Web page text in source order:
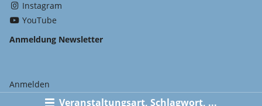
Veranstaltungsart, Schlagwort, ...
Instagram
YouTube
Anmeldung Newsletter
Anmelden